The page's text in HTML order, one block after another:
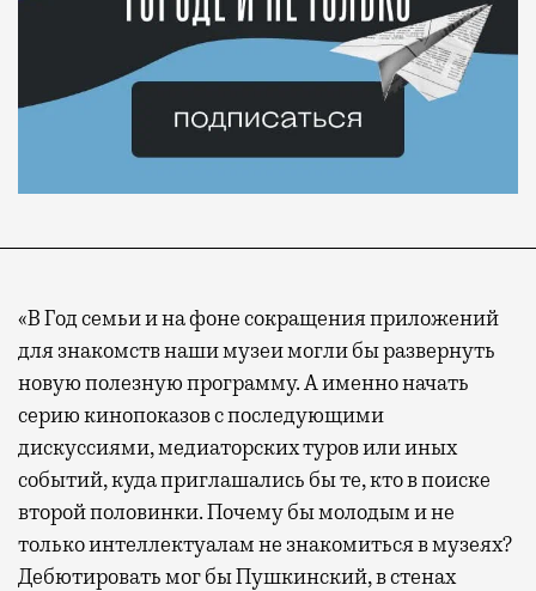
«В Год семьи и на фоне сокращения приложений
для знакомств наши музеи могли бы развернуть
новую полезную программу. А именно начать
серию кинопоказов с последующими
дискуссиями, медиаторских туров или иных
событий, куда приглашались бы те, кто в поиске
второй половинки. Почему бы молодым и не
только интеллектуалам не знакомиться в музеях?
Дебютировать мог бы Пушкинский, в стенах